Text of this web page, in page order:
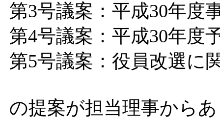
第3号議案：平成30年度
第4号議案：平成30年度
第5号議案：役員改選に
の提案が担当理事から